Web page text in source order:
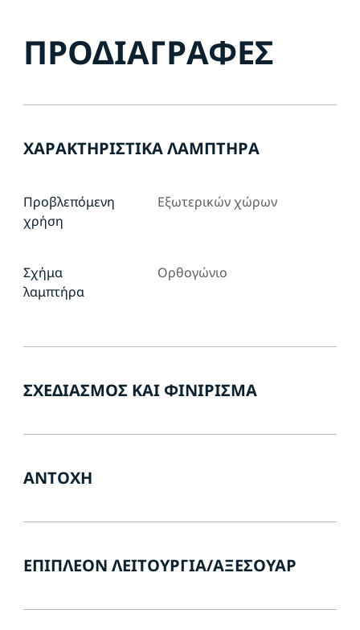
ΠΡΟΔΙΑΓΡΑΦΈΣ
ΧΑΡΑΚΤΗΡΙΣΤΙΚΆ ΛΑΜΠΤΉΡΑ
Προβλεπόμενη
χρήση
Εξωτερικών χώρων
Σχήμα
λαμπτήρα
Ορθογώνιο
ΣΧΕΔΙΑΣΜΌΣ ΚΑΙ ΦΙΝΊΡΙΣΜΑ
ΑΝΤΟΧΉ
ΕΠΙΠΛΈΟΝ ΛΕΙΤΟΥΡΓΊΑ/ΑΞΕΣΟΥΆΡ